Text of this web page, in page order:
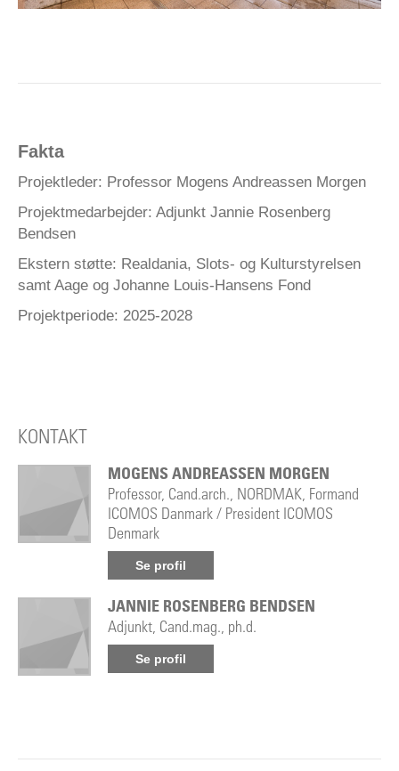
Fakta
Projektleder: Professor Mogens Andreassen Morgen
Projektmedarbejder: Adjunkt Jannie Rosenberg
Bendsen
Ekstern støtte: Realdania, Slots- og Kulturstyrelsen
samt Aage og Johanne Louis-Hansens Fond
Projektperiode: 2025-2028
KONTAKT
MOGENS ANDREASSEN MORGEN
Professor, Cand.arch., NORDMAK, Formand
ICOMOS Danmark / President ICOMOS
Denmark
Se profil
JANNIE ROSENBERG BENDSEN
Adjunkt, Cand.mag., ph.d.
Se profil